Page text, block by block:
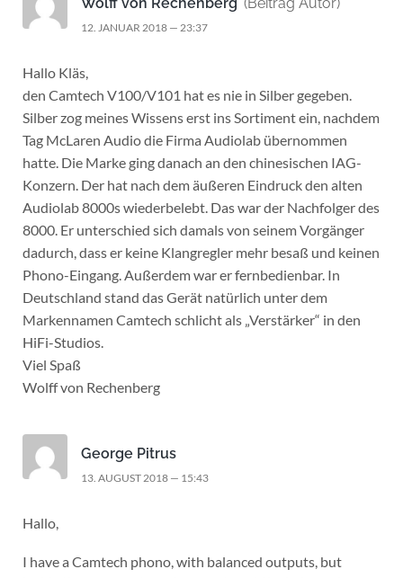
12. JANUAR 2018 — 23:37
Hallo Kläs,
den Camtech V100/V101 hat es nie in Silber gegeben.
Silber zog meines Wissens erst ins Sortiment ein, nachdem
Tag McLaren Audio die Firma Audiolab übernommen
hatte. Die Marke ging danach an den chinesischen IAG-
Konzern. Der hat nach dem äußeren Eindruck den alten
Audiolab 8000s wiederbelebt. Das war der Nachfolger des
8000. Er unterschied sich damals von seinem Vorgänger
dadurch, dass er keine Klangregler mehr besaß und keinen
Phono-Eingang. Außerdem war er fernbedienbar. In
Deutschland stand das Gerät natürlich unter dem
Markennamen Camtech schlicht als „Verstärker“ in den
HiFi-Studios.
Viel Spaß
Wolff von Rechenberg
George Pitrus
13. AUGUST 2018 — 15:43
Hallo,
I have a Camtech phono, with balanced outputs, but